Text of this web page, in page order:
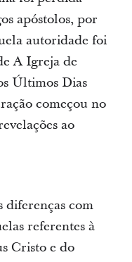
apóstolos, por
autoridade foi
A Igreja de
Últimos Dias
começou no
ao
diferenças com
referentes à
Cristo e do